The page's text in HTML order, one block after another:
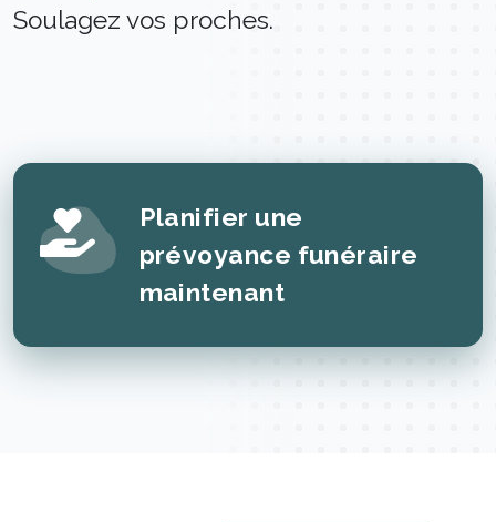
Soulagez vos proches.
Planifier une
prévoyance funéraire
maintenant